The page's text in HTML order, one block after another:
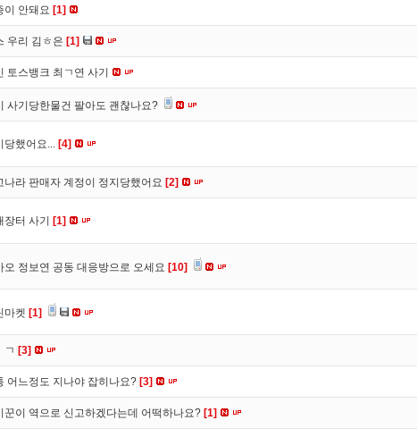
이 안돼요 [1]
우리 김ㅎ은 [1]
토스뱅크 최ㄱ연 사기
사기당한물건 팔아도 괜찮나요?
당했어요... [4]
나라 판매자 계정이 정지당했어요 [2]
장터 사기 [1]
오 정보연 공동 대응방으로 오세요 [10]
마켓 [1]
ㄱ [3]
어느정도 지나야 잡히나요? [3]
꾼이 역으로 신고하겠다는데 어떡하나요? [1]